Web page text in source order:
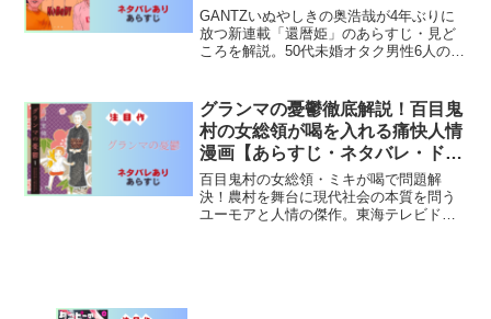
語
GANTZいぬやしきの奥浩哉が4年ぶりに
放つ新連載「還暦姫」のあらすじ・見ど
ころを解説。50代未婚オタク男性6人のシ
グランマの憂鬱徹底解説！百目鬼
村の女総領が喝を入れる痛快人情
漫画【あらすじ・ネタバレ・ドラ
マ化】
百目鬼村の女総領・ミキが喝で問題解
決！農村を舞台に現代社会の本質を問う
ユーモアと人情の傑作。東海テレビドラ